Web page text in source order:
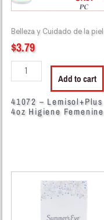
Belleza y Cuidado de la piel
$3.79
Add to cart
41072 – Lemisol+Plus
4oz Higiene Femenine
40889
Summer's